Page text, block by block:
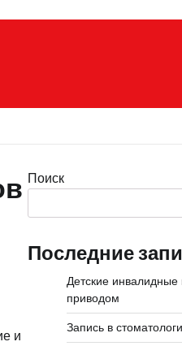
и
Поиск
Последние
Детские
приводом
Запись в